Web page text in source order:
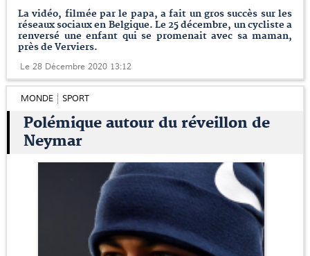
La vidéo, filmée par le papa, a fait un gros succès sur les
réseaux sociaux en Belgique. Le 25 décembre, un cycliste a
renversé une enfant qui se promenait avec sa maman,
près de Verviers.
Le 28 Décembre 2020 13:12
MONDE SPORT
Polémique autour du réveillon de
Neymar